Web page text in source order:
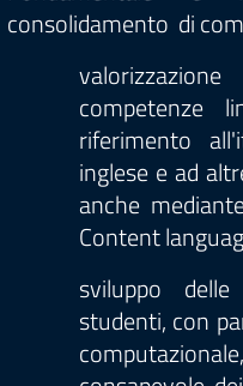
consolidamento di
competenze
riferimento
inglese e ad
anche
Content
sviluppo
studenti, con